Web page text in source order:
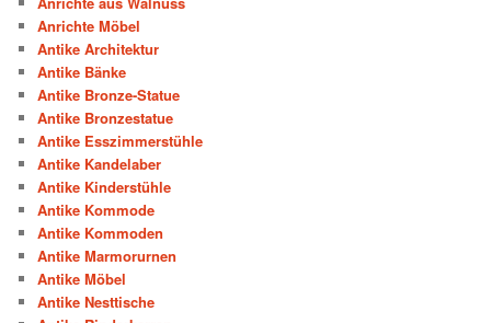
Anrichte Möbel
Antike Architektur
Antike Bänke
Antike Bronze-Statue
Antike Bronzestatue
Antike Esszimmerstühle
Antike Kandelaber
Antike Kinderstühle
Antike Kommode
Antike Kommoden
Antike Marmorurnen
Antike Möbel
Antike Nesttische